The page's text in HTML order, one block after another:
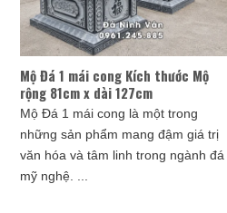
Mộ Đá 1 mái cong Kích thước Mộ
rộng 81cm x dài 127cm
Mộ Đá 1 mái cong là một trong
những sản phẩm mang đậm giá trị
văn hóa và tâm linh trong ngành đá
mỹ nghệ. ...